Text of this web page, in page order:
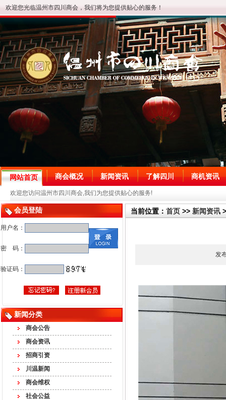
欢迎您光临温州市四川商会，我们将为您提供贴心的服务！
网站首页
欢迎您访问温州市四川商会,我们为您提供贴心的服务!
商会概况 新闻资讯 了解四川 商机资讯
会员登陆
用户名：
密 码：
验证码：
新闻分类
商会公告
商会资讯
招商引资
川温新闻
商会维权
社会公益
当前位置： 首页 >> 新闻资讯
发